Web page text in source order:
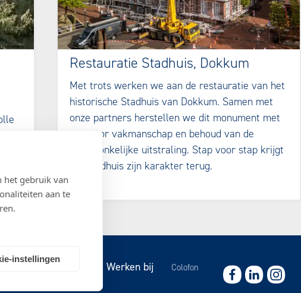
het gebruik van
aan te
instellingen
Restauratie Stadhuis, Dokkum
Met trots werken we aan de restauratie van het
historische Stadhuis van Dokkum. Samen met
onze partners herstellen we dit monument met
oog voor vakmanschap en behoud van de
oorspronkelijke uitstraling. Stap voor stap krijgt
het stadhuis zijn karakter terug.
Nieuws Contact Werken bij
Colofon